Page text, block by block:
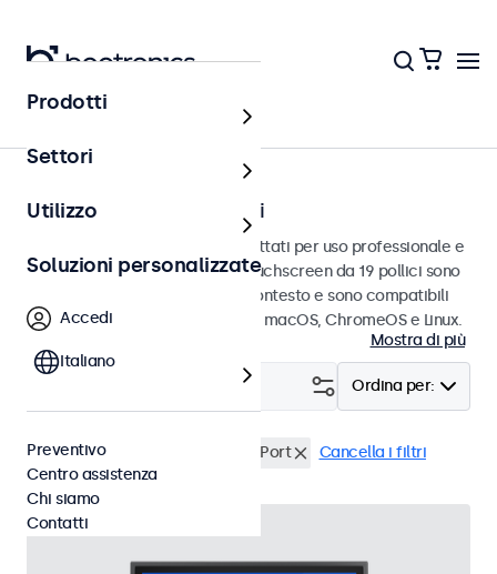
Touchscreen
Touchscreen da 19 pollici
Touchscreen da 19 pollici progettati per uso professionale e
uso continuo. Questi monitor touchscreen da 19 pollici sono
facili da integrare in qualsiasi contesto e sono compatibili
con i sistemi operativi Windows, macOS, ChromeOS e Linux.
Mostra di più
Ordina per:
Touchscreen 19 pollici DisplayPort Cancella i filtri
Prodotti
Settori
Utilizzo
Soluzioni personalizzate
Accedi
Italiano
Preventivo
Centro assistenza
Chi siamo
Contatti